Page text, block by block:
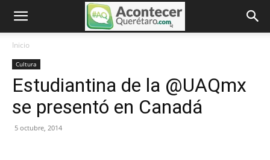
Inicio
Cultura
Estudiantina de la @UAQmx
se presentó en Canadá
5 octubre, 2014